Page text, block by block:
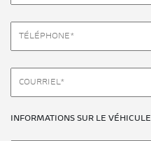
INFORMATIONS SUR LE VÉHICULE